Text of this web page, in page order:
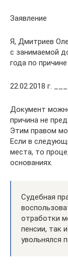
Заявление
Я, Дмитриев
с занимаемой
года по
22.02.2018 г.
Документ
причина не
Этим правом
Если в
места, то
основаниях.
Судебная
отработки
пенсии, так
увольнялся